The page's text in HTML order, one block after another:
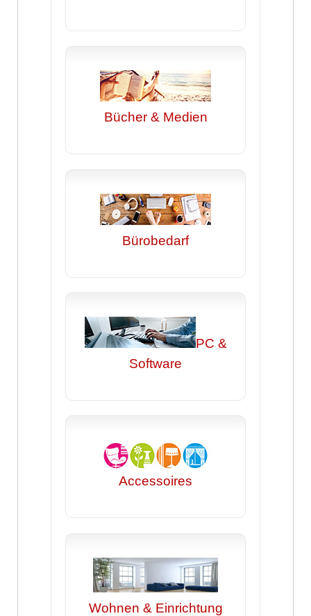
Bücher & Medien
Bürobedarf
PC &
Software
Accessoires
Wohnen & Einrichtung